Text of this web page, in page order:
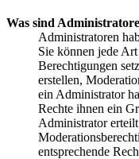
Was sind
Administratoren
Sie können jede
Berechtigungen
erstellen,
ein Administrator
Rechte ihnen ein
Administrator
entsprechende